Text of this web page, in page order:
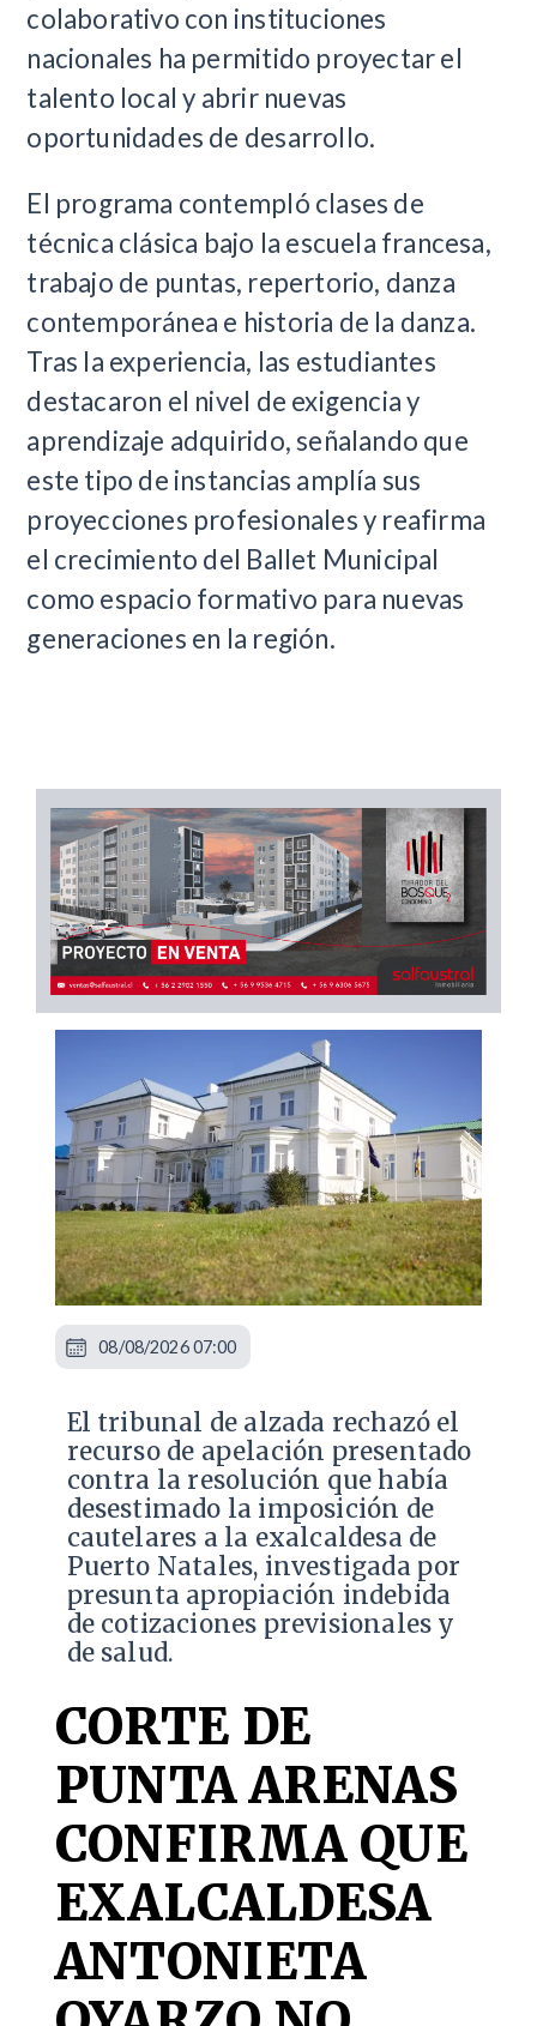
colaborativo con instituciones
nacionales ha permitido proyectar el
talento local y abrir nuevas
oportunidades de desarrollo.
El programa contempló clases de
técnica clásica bajo la escuela francesa,
trabajo de puntas, repertorio, danza
contemporánea e historia de la danza.
Tras la experiencia, las estudiantes
destacaron el nivel de exigencia y
aprendizaje adquirido, señalando que
este tipo de instancias amplía sus
proyecciones profesionales y reafirma
el crecimiento del Ballet Municipal
como espacio formativo para nuevas
generaciones en la región.
​El tribunal de alzada rechazó el
recurso de apelación presentado
contra la resolución que había
desestimado la imposición de
cautelares a la exalcaldesa de
Puerto Natales, investigada por
presunta apropiación indebida
de cotizaciones previsionales y
de salud.
CORTE DE
PUNTA ARENAS
CONFIRMA QUE
EXALCALDESA
ANTONIETA
08/08/2026 07:00